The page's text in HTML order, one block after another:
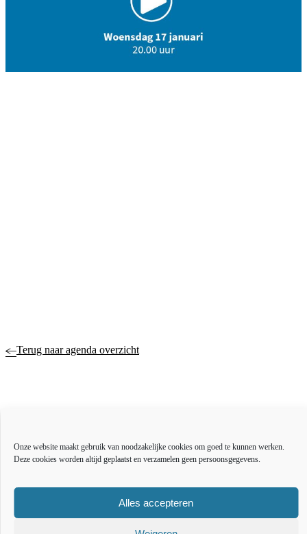
Onze website maakt gebruik van noodzakelijke cookies om goed te kunnen werken.
Deze cookies worden altijd geplaatst en verzamelen geen persoonsgegevens.
Alles accepteren
Terug naar agenda overzicht
Bestuur en organisatie
Educatie